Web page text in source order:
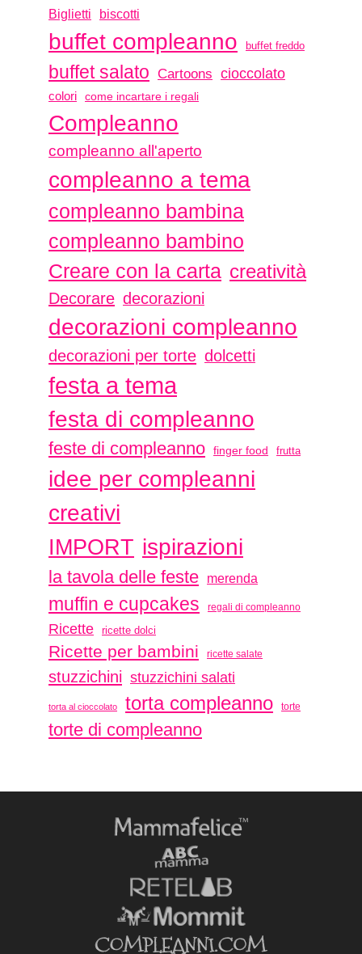
Biglietti biscotti
buffet compleanno buffet freddo
buffet salato Cartoons cioccolato
colori come incartare i regali
Compleanno
compleanno all'aperto
compleanno a tema
compleanno bambina
compleanno bambino
Creare con la carta creatività
Decorare decorazioni
decorazioni compleanno
decorazioni per torte dolcetti
festa a tema
festa di compleanno
feste di compleanno finger food frutta
idee per compleanni
creativi
IMPORT ispirazioni
la tavola delle feste merenda
muffin e cupcakes regali di compleanno
Ricette ricette dolci
Ricette per bambini ricette salate
stuzzichini stuzzichini salati
torta al cioccolato torta compleanno torte
torte di compleanno